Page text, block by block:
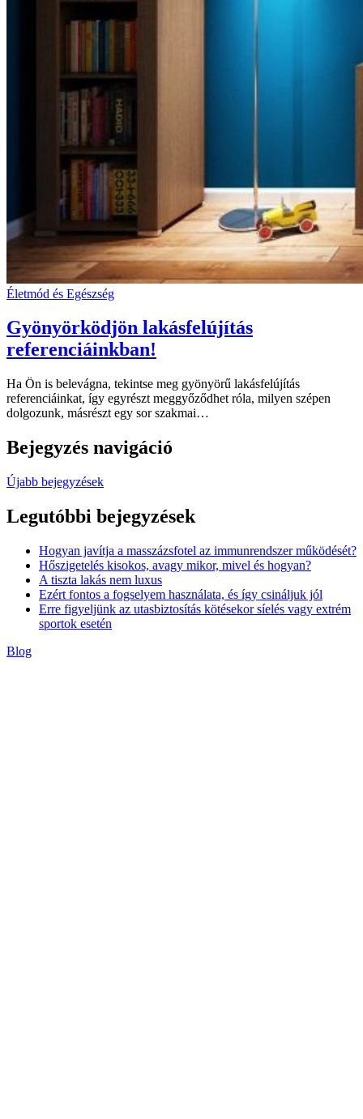
Életmód és Egészség
Gyönyörködjön lakásfelújítás
referenciáinkban!
Ha Ön is belevágna, tekintse meg gyönyörű lakásfelújítás
referenciáinkat, így egyrészt meggyőződhet róla, milyen szépen
dolgozunk, másrészt egy sor szakmai…
Bejegyzés navigáció
Újabb bejegyzések
Legutóbbi bejegyzések
Hogyan javítja a masszázsfotel az immunrendszer működését?
Hőszigetelés kisokos, avagy mikor, mivel és hogyan?
A tiszta lakás nem luxus
Ezért fontos a fogselyem használata, és így csináljuk jól
Erre figyeljünk az utasbiztosítás kötésekor síelés vagy extrém
sportok esetén
Blog